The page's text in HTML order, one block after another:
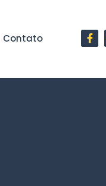
Contato